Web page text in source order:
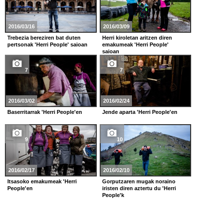
2016/03/16
Trebezia bereziren bat duten
pertsonak 'Herri People' saioan
2016/03/09
Herri kiroletan aritzen diren
emakumeak 'Herri People'
saioan
7
2016/03/02
Baserritarrak 'Herri People'en
7
2016/02/24
Jende aparta 'Herri People'en
9
2016/02/17
Itsasoko emakumeak 'Herri
People'en
10
2016/02/10
Gorputzaren mugak noraino
iristen diren aztertu du 'Herri
People'k